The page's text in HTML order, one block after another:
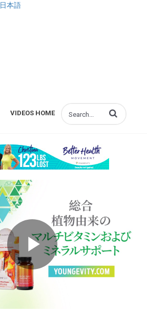
日本語
VIDEOS HOME Enter terms to
Play